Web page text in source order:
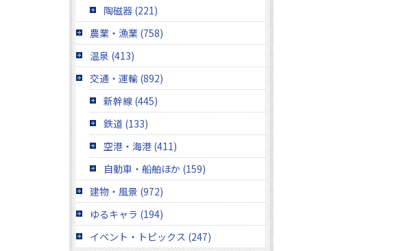
陶磁器 (221)
農業・漁業 (758)
温泉 (413)
交通・運輸 (892)
新幹線 (445)
鉄道 (133)
空港・海港 (411)
自動車・船舶ほか (159)
建物・風景 (972)
ゆるキャラ (194)
イベント・トピックス (247)